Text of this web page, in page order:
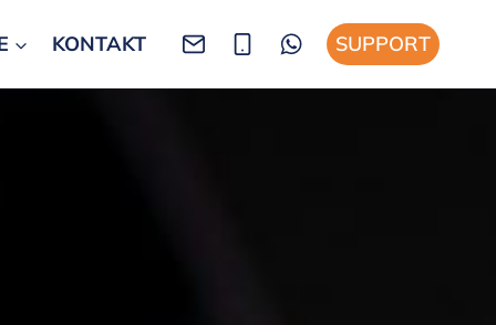
KONTAKT SUPPORT